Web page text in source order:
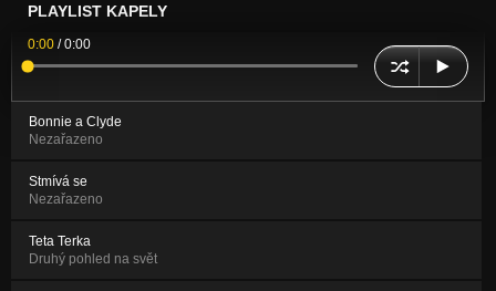
PLAYLIST KAPELY
0:00 /0:00
Bonnie a Clyde
Nezařazeno
Stmívá se
Nezařazeno
Teta Terka
Druhý pohled na svět